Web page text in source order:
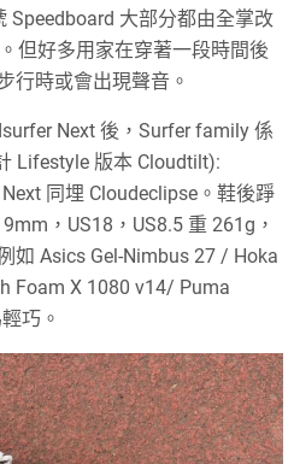
Speedboard 大部分都由全掌改
但好多用家在穿著一段時間後
行時或會出現聲音。
Next 後，Surfer family 係
Lifestyle 版本 Cloudtilt):
同埋 Cloudeclipse。鞋後踭
，US18，US8.5 重 261g，
如 Asics Gel-Nimbus 27 / Hoka
Foam X 1080 v14/ Puma
巧。